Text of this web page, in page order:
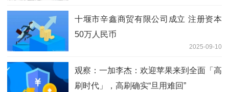
十堰市辛鑫商贸有限公司成立 注册资本
50万人民币
2025-09-10
观察：一加李杰：欢迎苹果来到全面「高
刷时代」，高刷确实“旦用难回”